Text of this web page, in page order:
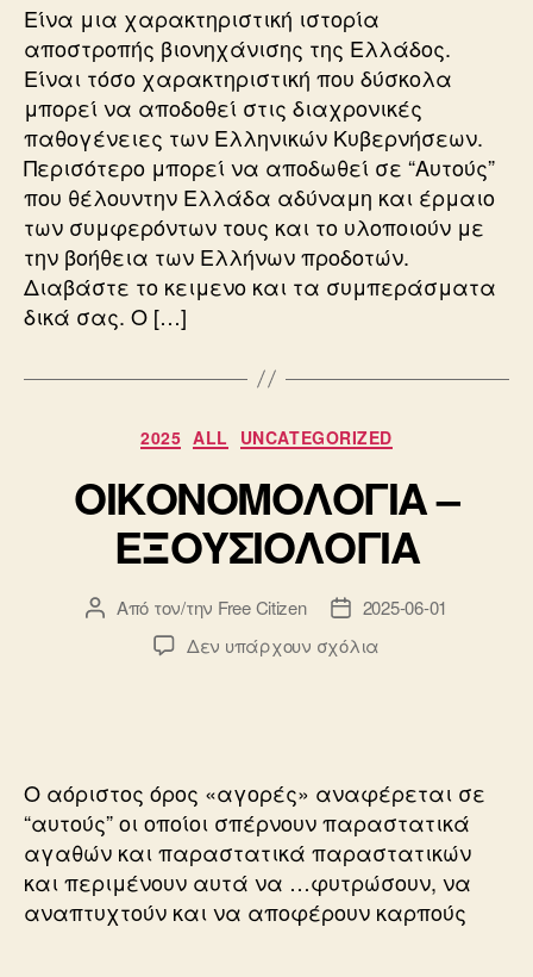
Είνα μια χαρακτηριστική ιστορία
αποστροπής βιονηχάνισης της Ελλάδος.
Είναι τόσο χαρακτηριστική που δύσκολα
μπορεί να αποδοθεί στις διαχρονικές
παθογένειες των Ελληνικών Κυβερνήσεων.
Περισότερο μπορεί να αποδωθεί σε “Αυτούς”
που θέλουντην Ελλάδα αδύναμη και έρμαιο
των συμφερόντων τους και το υλοποιούν με
την βοήθεια των Ελλήνων προδοτών.
Διαβάστε το κειμενο και τα συμπεράσματα
δικά σας. Ο […]
Κατηγορίες
2025 ALL UNCATEGORIZED
ΟΙΚΟΝΟΜΟΛΟΓΙΑ –
ΕΞΟΥΣΙΟΛΟΓΙΑ
Συντάκτης
άρθρου
Από τον/την Free Citizen
Ημ.
δημοσίευσης
2025-06-01
Δεν υπάρχουν σχόλια
Ο αόριστος όρος «αγορές» αναφέρεται σε
“αυτούς” οι οποίοι σπέρνουν παραστατικά
αγαθών και παραστατικά παραστατικών
και περιμένουν αυτά να …φυτρώσουν, να
αναπτυχτούν και να αποφέρουν καρπούς